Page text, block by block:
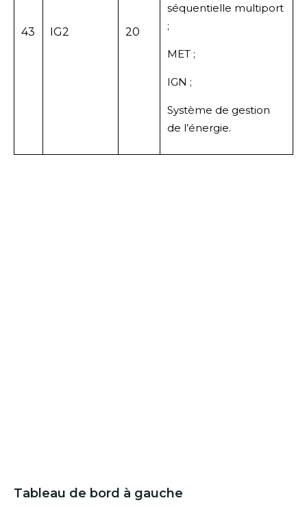
43 IG2 20
séquentielle multiport
;
MET ;
IGN ;
Système de gestion
de l’énergie.
Tableau de bord à gauche